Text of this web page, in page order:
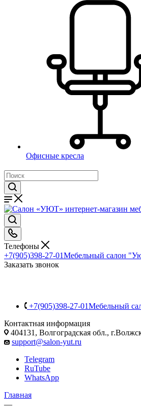
Офисные кресла
Телефоны
+7(905)398-27-01Мебельный салон
Заказать звонок
+7(905)398-27-01Мебельный
Контактная информация
404131, Волгоградская обл.,
support@salon-yut.ru
Telegram
RuTube
WhatsApp
Главная
—